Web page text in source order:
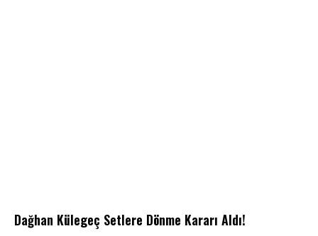
Dağhan Külegeç Setlere Dönme Kararı Aldı!